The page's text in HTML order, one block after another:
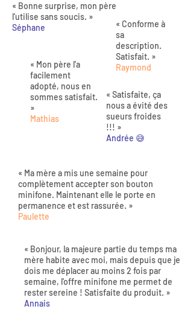
« Bonne surprise, mon père
l'utilise sans soucis. »
Séphane
« Mon père l'a
facilement
adopté, nous en
sommes satisfait.
»
Mathias
« Conforme à
sa
description.
Satisfait. »
Raymond
« Satisfaite, ça
nous a évité des
sueurs froides
!!! »
Andrée 😅
« Ma mère a mis une semaine pour
complètement accepter son bouton
minifone. Maintenant elle le porte en
permanence et est rassurée. »
Paulette
« Bonjour, la majeure partie du temps ma
mère habite avec moi, mais depuis que je
dois me déplacer au moins 2 fois par
semaine, l'offre minifone me permet de
rester sereine ! Satisfaite du produit. »
Annais